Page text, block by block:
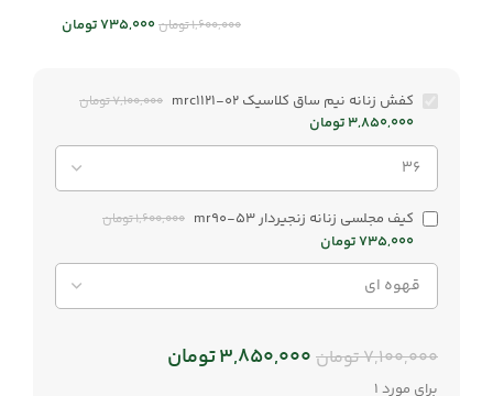
1,600,000تومان735,000تومان
کفش زنانه نیم ساق کلاسیک mrc1121-02 7,100,000تومان
3,850,000تومان
کیف مجلسی زنانه زنجیردار mr90-53 1,600,000تومان
735,000تومان
7,100,000تومان 3,850,000تومان
برای مورد 1